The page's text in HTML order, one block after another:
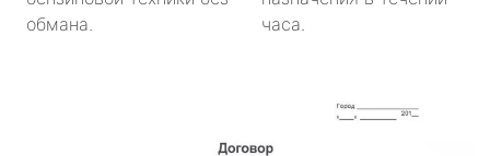
обмана.
часа.